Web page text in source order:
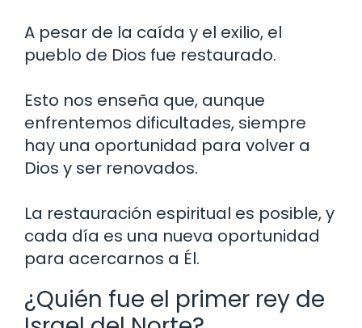
A pesar de la caída y el exilio, el
pueblo de Dios fue restaurado.
Esto nos enseña que, aunque
enfrentemos dificultades, siempre
hay una oportunidad para volver a
Dios y ser renovados.
La restauración espiritual es posible, y
cada día es una nueva oportunidad
para acercarnos a Él.
¿Quién fue el primer rey de